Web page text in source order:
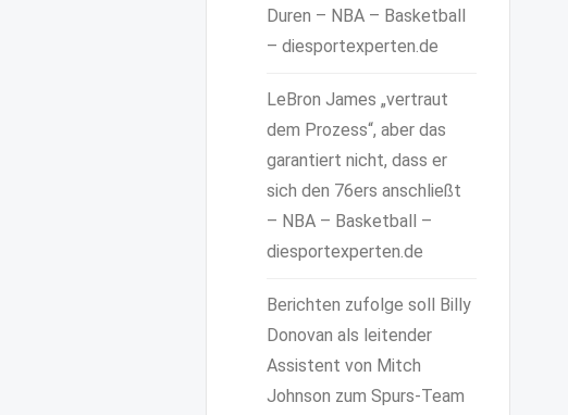
Duren – NBA – Basketball
– diesportexperten.de
LeBron James „vertraut
dem Prozess“, aber das
garantiert nicht, dass er
sich den 76ers anschließt
– NBA – Basketball –
diesportexperten.de
Berichten zufolge soll Billy
Donovan als leitender
Assistent von Mitch
Johnson zum Spurs-Team